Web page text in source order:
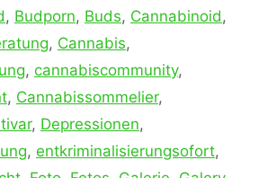
, Budporn, Buds, Cannabinoid,
, Cannabis,
, cannabiscommunity,
, Cannabissommelier,
, Depressionen,
, entkriminalisierungsofort,